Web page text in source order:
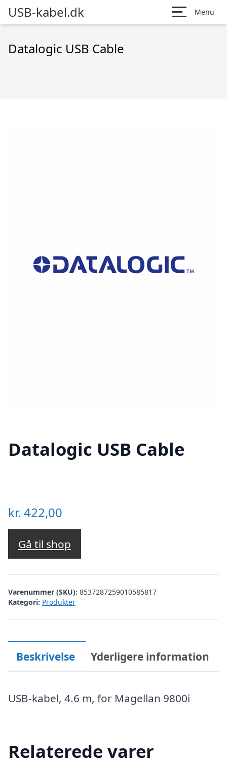
USB-kabel.dk Menu
Datalogic USB Cable
Datalogic USB Cable
kr. 422,00
Gå til shop
Varenummer (SKU): 8537287259010585817
Kategori: Produkter
Beskrivelse Yderligere information
USB-kabel, 4.6 m, for Magellan 9800i
Relaterede varer